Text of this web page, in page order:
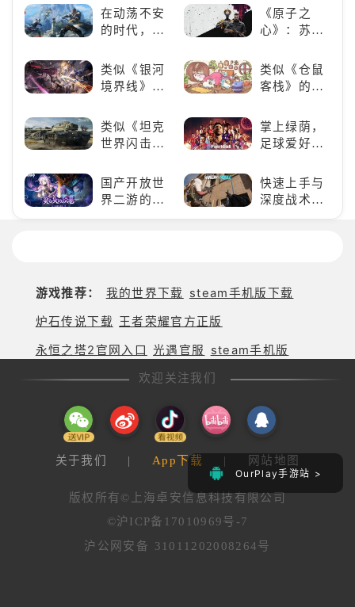
OurPlay手游站 >
像团
“刚”？
在动荡不安
的时代，踏
《原子之
心》：苏联
游戏盛宴与
瑕疵
类似《银河
境界线》的
类手游推
荐：极致策
略，无限可
类似《仓鼠
客栈》的萌
荐！快来养
赛博宠物
吧！
类似《坦克
世界闪击
（WOTB）
的军事类游
掌上绿荫，
足球爱好者
况足球》
国产开放世
界二游的里
程碑：《原
快速上手与
深度战术兼
备，《彩虹
游戏推荐： 我的世界下载 steam手机版下载
炉石传说下载 王者荣耀官方正版
永恒之塔2官网入口 光遇官服
steam手机版
欢迎关注我们
关于我们 | App下载 | 网站地图
版权所有©上海卓安信息科技有限公司
©沪ICP备17010969号-7
沪公网安备 31011202008264号